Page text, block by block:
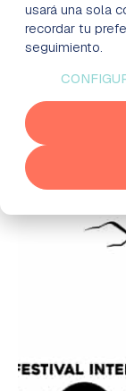
usará una sola
recordar tu
seguimiento.
BLOG
EMPRESAS
PARTNERS